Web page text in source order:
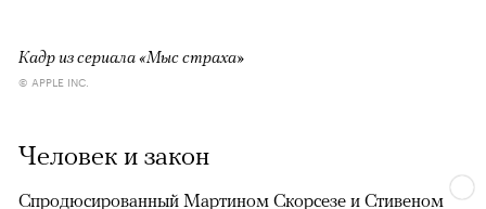
Кадр из сериала «Мыс страха»
© APPLE INC.
Человек и закон
Спродюсированный Мартином Скорсезе и Стивеном